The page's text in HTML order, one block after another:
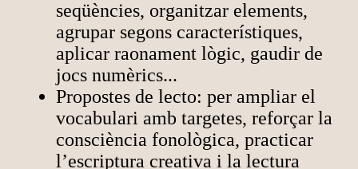
seqüències, organitzar elements,
agrupar segons característiques,
aplicar raonament lògic, gaudir de
jocs numèrics...
Propostes de lecto: per ampliar el
vocabulari amb targetes, reforçar la
consciència fonològica, practicar
l’escriptura creativa i la lectura